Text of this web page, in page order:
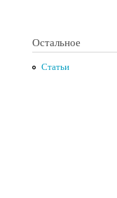
Остальное
Статьи